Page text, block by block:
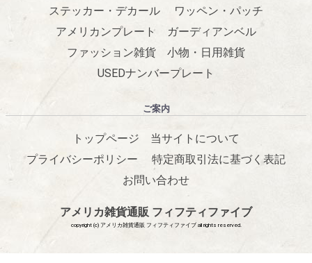
ステッカー・デカール
ワッペン・パッチ
アメリカンプレート
ガーディアンベル
ファッション雑貨
小物・日用雑貨
USEDナンバープレート
ご案内
トップページ
当サイトについて
プライバシーポリシー
特定商取引法に基づく表記
お問い合わせ
アメリカ雑貨通販 フィフティファイブ
copyright (c) アメリカ雑貨通販 フィフティファイブ all rights reserved.